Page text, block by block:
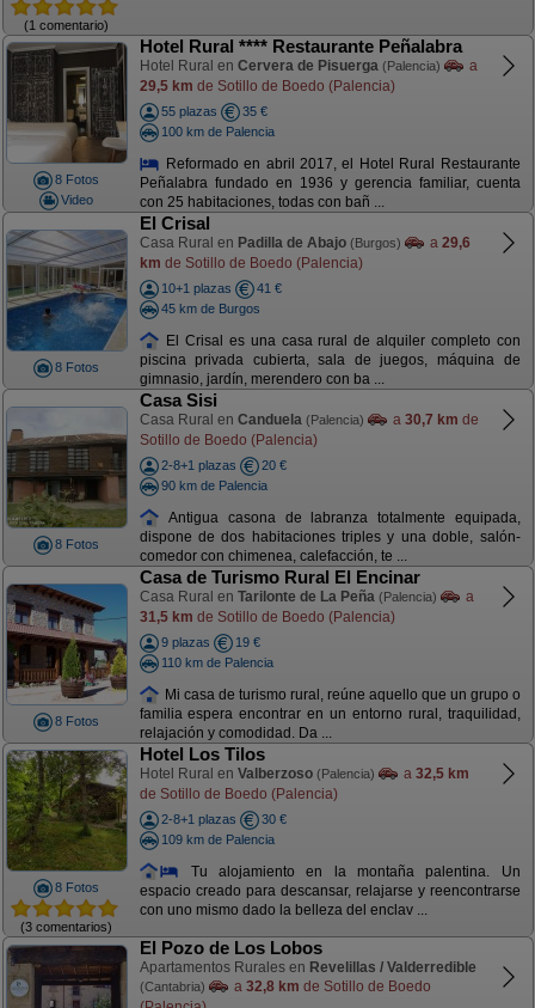
(1 comentario)
8 Fotos
Video
Hotel Rural **** Restaurante Peñalabra
Hotel Rural en Cervera de Pisuerga (Palencia)
a
29,5 km de Sotillo de Boedo (Palencia)
55 plazas
35 €
100 km de Palencia
Reformado en abril 2017, el Hotel Rural Restaurante
Peñalabra fundado en 1936 y gerencia familiar, cuenta
con 25 habitaciones, todas con bañ ...
8 Fotos
El Crisal
Casa Rural en Padilla de Abajo (Burgos) a 29,6
km de Sotillo de Boedo (Palencia)
10+1 plazas
41 €
45 km de Burgos
El Crisal es una casa rural de alquiler completo con
piscina privada cubierta, sala de juegos, máquina de
gimnasio, jardín, merendero con ba ...
8 Fotos
Casa Sisi
Casa Rural en Canduela (Palencia) a 30,7 km de
Sotillo de Boedo (Palencia)
2-8+1 plazas
20 €
90 km de Palencia
Antigua casona de labranza totalmente equipada,
dispone de dos habitaciones triples y una doble, salón-
comedor con chimenea, calefacción, te ...
8 Fotos
Casa de Turismo Rural El Encinar
Casa Rural en Tarilonte de La Peña (Palencia)
a
31,5 km de Sotillo de Boedo (Palencia)
9 plazas
19 €
110 km de Palencia
Mi casa de turismo rural, reúne aquello que un grupo o
familia espera encontrar en un entorno rural, traquilidad,
relajación y comodidad. Da ...
8 Fotos
(3 comentarios)
Hotel Los Tilos
Hotel Rural en Valberzoso (Palencia) a 32,5 km
de Sotillo de Boedo (Palencia)
2-8+1 plazas
30 €
109 km de Palencia
Tu alojamiento en la montaña palentina. Un
espacio creado para descansar, relajarse y reencontrarse
con uno mismo dado la belleza del enclav ...
El Pozo de Los Lobos
Apartamentos Rurales en Revelillas / Valderredible
(Cantabria) a 32,8 km de Sotillo de Boedo